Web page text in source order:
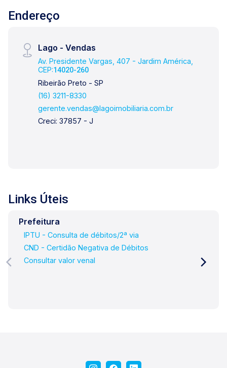
cidade, para todos os padrões e para todos os
gostos de nossos clientes. Se você deseja
nós somos a imobiliária certa, porque para a
Lago o que vale é o relacionamento, portanto,
venha tomar um café conosco em uma de
nossas três lojas: Lago Vendas - Av. Presidente
Vargas, 407, Lago Locação - Rua Barão do
Amazonas, 1700 e Lago
Administrativo/Cadastro - Rua Altino Arantes,
Endereço
Lago - Vendas
Av. Presidente Vargas, 407 - Jardim América,
CEP:14020-260
Ribeirão Preto - SP
(16) 3211-8330
gerente.vendas@lagoimobiliaria.com.br
Creci: 37857 - J
Links Úteis
Prefeitura
IPTU - Consulta de débitos/2ª via
CND - Certidão Negativa de Débitos
Consultar valor venal